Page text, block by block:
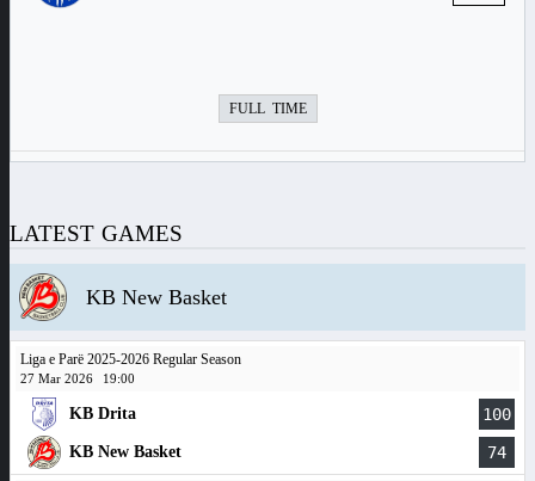
FULL TIME
LATEST GAMES
KB New Basket
Liga e Parë 2025-2026 Regular Season
27 Mar 2026 19:00
KB Drita 100
KB New Basket 74